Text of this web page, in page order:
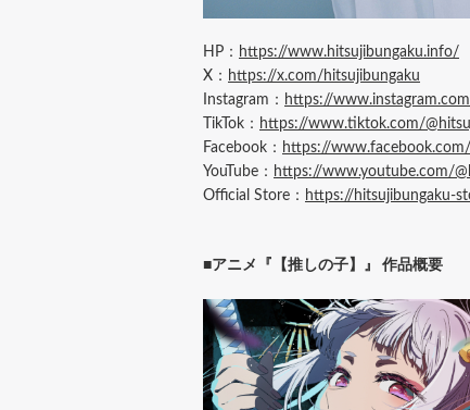
HP： https://www.hitsujibungaku.info/
X： https://x.com/hitsujibungaku
Instagram： https://
TikTok： https://www.tiktok.com/
Facebook： https://
YouTube： https://www.youtube.com/
Official Store： https://hitsujibungaku-
■アニメ『【推しの子】』 作品概要